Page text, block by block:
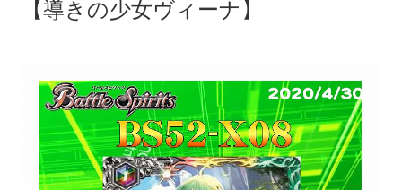
【導きの少女ヴィーナ】